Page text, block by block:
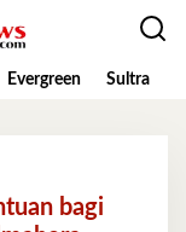
Evergreen Sultra
bagi